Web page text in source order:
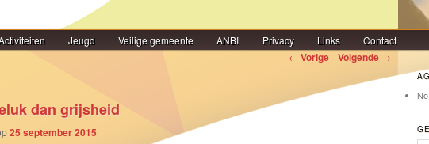
Jeugd Veilige gemeente ANBI Privacy Links Contact
← Vorige Volgende →
dan grijsheid
25 september 2015